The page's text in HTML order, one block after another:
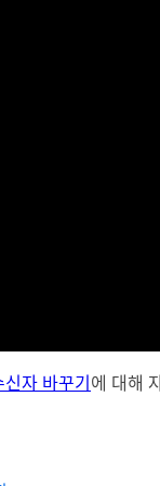
자 바꾸기에 대해